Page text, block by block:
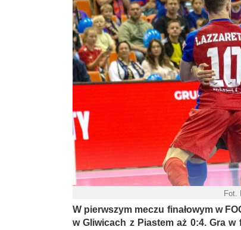
Fot.
W pierwszym meczu finałowym w
w Gliwicach z Piastem aż 0:4. Gra